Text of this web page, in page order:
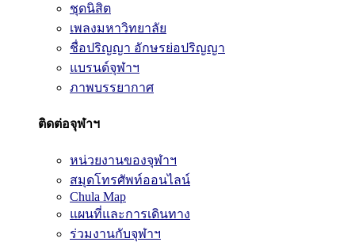
ชุดนิสิต
เพลงมหาวิทยาลัย
ชื่อปริญญา อักษรย่อปริญญา
แบรนด์จุฬาฯ
ภาพบรรยากาศ
ติดต่อจุฬาฯ
หน่วยงานของจุฬาฯ
สมุดโทรศัพท์ออนไลน์
Chula Map
แผนที่และการเดินทาง
ร่วมงานกับจุฬาฯ